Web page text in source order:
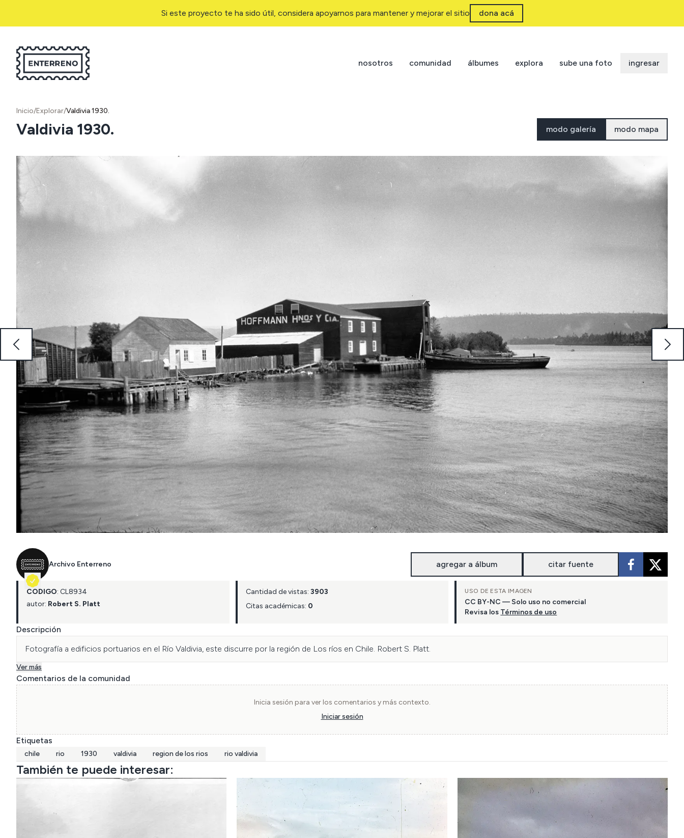
Si este proyecto te ha sido útil, considera apoyarnos para mantener y mejorar el sitio dona acá
nosotros comunidad álbumes explora sube una foto ingresar
Inicio/Explorar/Valdivia 1930.
Valdivia 1930. modo galería modo mapa
Archivo Enterreno agregar a álbum citar fuente
CÓDIGO: CL8934
autor: Robert S. Platt
Cantidad de vistas: 3903
Citas académicas: 0
USO DE ESTA IMAGEN
CC BY-NC — Solo uso no comercial
Revisa los Términos de uso
Descripción
Fotografía a edificios portuarios en el Río Valdivia, este discurre por la región de Los ríos en Chile. Robert S. Platt.
Ver más
Comentarios de la comunidad
Inicia sesión para ver los comentarios y más contexto.
Iniciar sesión
Etiquetas
chile rio 1930 valdivia region de los rios rio valdivia
También te puede interesar: